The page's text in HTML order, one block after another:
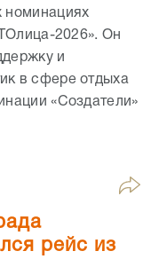
номинациях
2026». Он
и
в сфере отдыха
«Создатели»
рейс из